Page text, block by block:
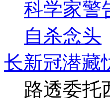
长新冠潜藏
路透委托